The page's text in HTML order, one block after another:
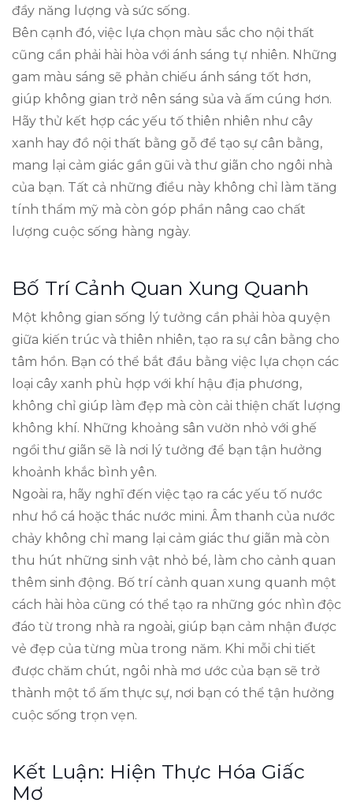
đầy năng lượng và sức sống.
Bên cạnh đó, việc lựa chọn màu sắc cho nội thất
cũng cần phải hài hòa với ánh sáng tự nhiên. Những
gam màu sáng sẽ phản chiếu ánh sáng tốt hơn,
giúp không gian trở nên sáng sủa và ấm cúng hơn.
Hãy thử kết hợp các yếu tố thiên nhiên như cây
xanh hay đồ nội thất bằng gỗ để tạo sự cân bằng,
mang lại cảm giác gần gũi và thư giãn cho ngôi nhà
của bạn. Tất cả những điều này không chỉ làm tăng
tính thẩm mỹ mà còn góp phần nâng cao chất
lượng cuộc sống hàng ngày.
Bố Trí Cảnh Quan Xung Quanh
Một không gian sống lý tưởng cần phải hòa quyện
giữa kiến trúc và thiên nhiên, tạo ra sự cân bằng cho
tâm hồn. Bạn có thể bắt đầu bằng việc lựa chọn các
loại cây xanh phù hợp với khí hậu địa phương,
không chỉ giúp làm đẹp mà còn cải thiện chất lượng
không khí. Những khoảng sân vườn nhỏ với ghế
ngồi thư giãn sẽ là nơi lý tưởng để bạn tận hưởng
khoảnh khắc bình yên.
Ngoài ra, hãy nghĩ đến việc tạo ra các yếu tố nước
như hồ cá hoặc thác nước mini. Âm thanh của nước
chảy không chỉ mang lại cảm giác thư giãn mà còn
thu hút những sinh vật nhỏ bé, làm cho cảnh quan
thêm sinh động. Bố trí cảnh quan xung quanh một
cách hài hòa cũng có thể tạo ra những góc nhìn độc
đáo từ trong nhà ra ngoài, giúp bạn cảm nhận được
vẻ đẹp của từng mùa trong năm. Khi mỗi chi tiết
được chăm chút, ngôi nhà mơ ước của bạn sẽ trở
thành một tổ ấm thực sự, nơi bạn có thể tận hưởng
cuộc sống trọn vẹn.
Kết Luận: Hiện Thực Hóa Giấc
Mơ